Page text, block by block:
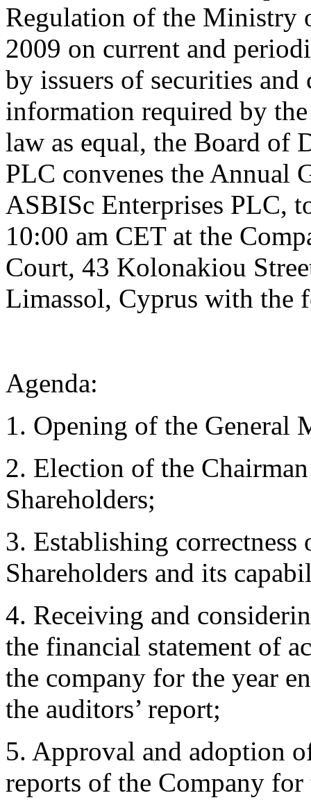
Regulation of the Ministry
2009 on current and
by issuers of securities
information required by
law as equal, the Board of
PLC convenes the Annual
ASBISc Enterprises PLC,
10:00 am CET at the
Court, 43 Kolonakiou
Limassol, Cyprus with the
Agenda:
1. Opening of the General
2. Election of the
Shareholders;
3. Establishing
Shareholders and its
4. Receiving and
the financial statement of
the company for the year
the auditors’ report;
5. Approval and adoption
reports of the Company for